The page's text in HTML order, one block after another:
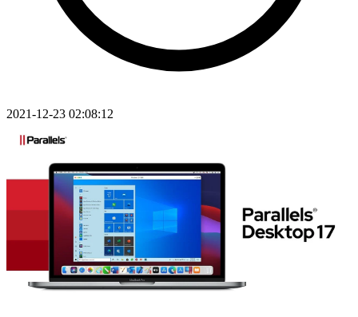
2021-12-23 02:08:12